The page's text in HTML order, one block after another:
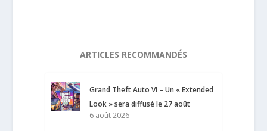
ARTICLES RECOMMANDÉS
Grand Theft Auto VI – Un « Extended
Look » sera diffusé le 27 août
6 août 2026